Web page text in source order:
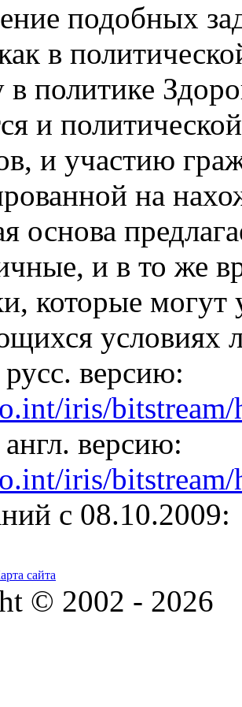
подобных
в
в политике
и
и участию
на
основа
и в то же
которые могут
условиях
русс. версию:
iris/
версию:
iris/
с 08.10.2009:
сайта
© 2002 - 2026